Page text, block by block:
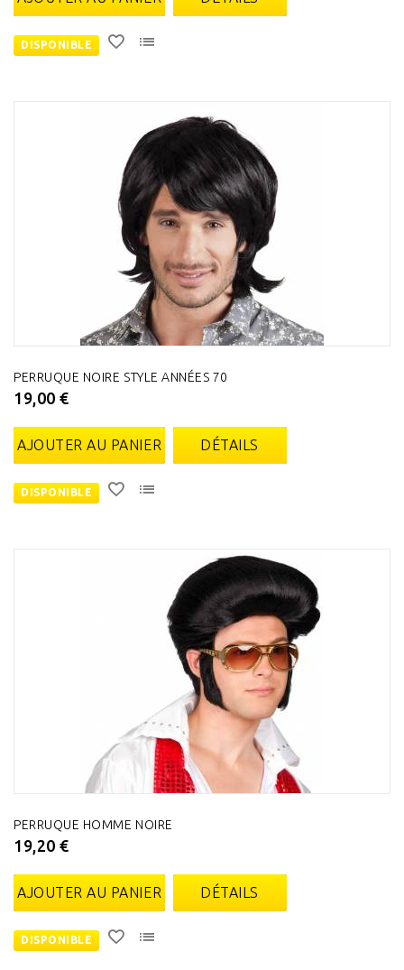
DISPONIBLE
PERRUQUE NOIRE STYLE ANNÉES 70
19,00 €
AJOUTER AU PANIER DÉTAILS
DISPONIBLE
PERRUQUE HOMME NOIRE
19,20 €
AJOUTER AU PANIER DÉTAILS
DISPONIBLE